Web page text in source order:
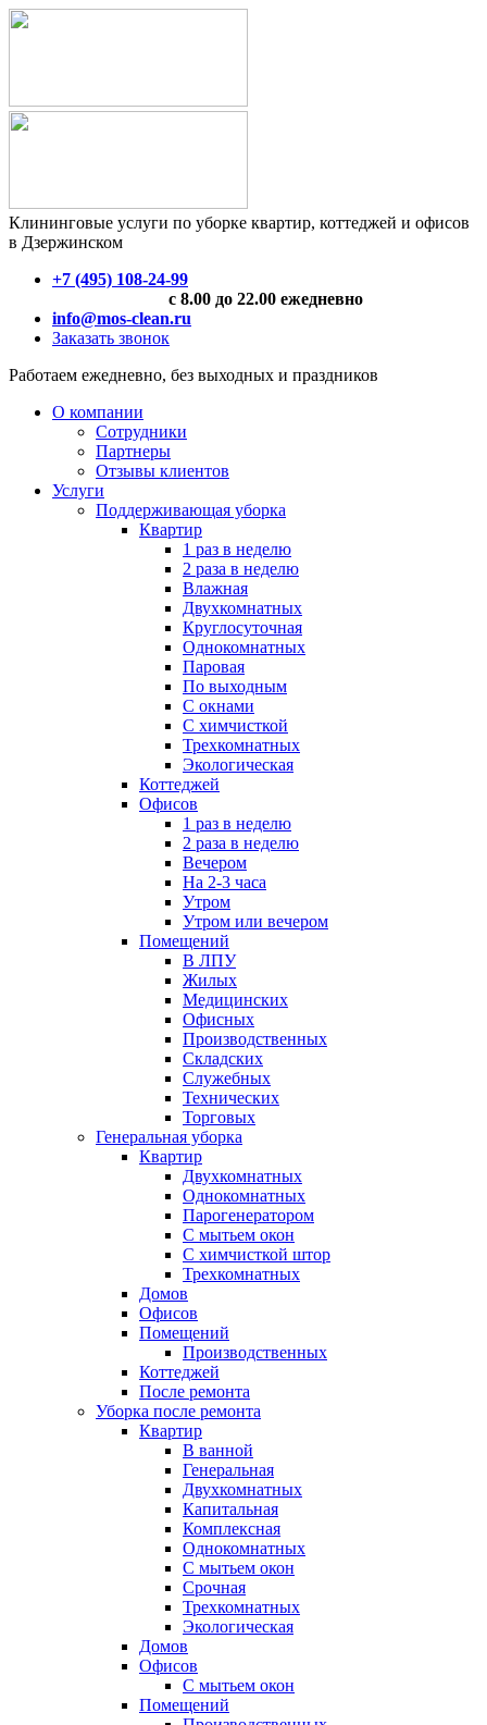
Клининговые услуги по уборке квартир, коттеджей и офисов
в Дзержинском
+7 (495) 108-24-99
с 8.00 до 22.00 ежедневно
info@mos-clean.ru
Заказать звонок
Работаем ежедневно, без выходных и праздников
О компании
Сотрудники
Партнеры
Отзывы клиентов
Услуги
Поддерживающая уборка
Квартир
1 раз в неделю
2 раза в неделю
Влажная
Двухкомнатных
Круглосуточная
Однокомнатных
Паровая
По выходным
С окнами
С химчисткой
Трехкомнатных
Экологическая
Коттеджей
Офисов
1 раз в неделю
2 раза в неделю
Вечером
На 2-3 часа
Утром
Утром или вечером
Помещений
В ЛПУ
Жилых
Медицинских
Офисных
Производственных
Складских
Служебных
Технических
Торговых
Генеральная уборка
Квартир
Двухкомнатных
Однокомнатных
Парогенератором
С мытьем окон
С химчисткой штор
Трехкомнатных
Домов
Офисов
Помещений
Производственных
Коттеджей
После ремонта
Уборка после ремонта
Квартир
В ванной
Генеральная
Двухкомнатных
Капитальная
Комплексная
Однокомнатных
С мытьем окон
Срочная
Трехкомнатных
Экологическая
Домов
Офисов
С мытьем окон
Помещений